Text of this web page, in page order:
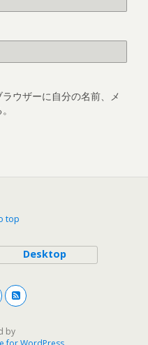
ウザーに自分の名前、メ
top
Desktop
by